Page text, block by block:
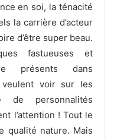
en soi, la ténacité
la carrière d’acteur
d’être super beau.
fastueuses et
présents dans
veulent voir sur les
personnalités
l’attention ! Tout le
qualité nature. Mais